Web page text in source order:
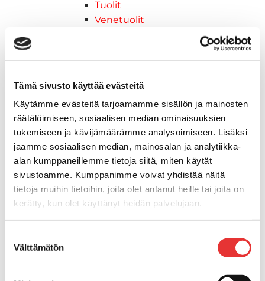
Tämä sivusto käyttää evästeitä
Käytämme evästeitä tarjoamamme sisällön ja mainosten
räätälöimiseen, sosiaalisen median ominaisuuksien
tukemiseen ja kävijämäärämme analysoimiseen. Lisäksi
jaamme sosiaalisen median, mainosalan ja analytiikka-
alan kumppaneillemme tietoja siitä, miten käytät
sivustoamme. Kumppanimme voivat yhdistää näitä
tietoja muihin tietoihin, joita olet antanut heille tai joita on
kerätty, kun olet käyttänyt heidän palvelujaan.
valinta
Välttämätön
Tuolit
Venetuolit
Knaapit
ruuvit
Vetourat
Kansiruuvikkeet
Jätevesi
Kansiruuvikkeiden varaosat
Muoviseokset
Polttoaine